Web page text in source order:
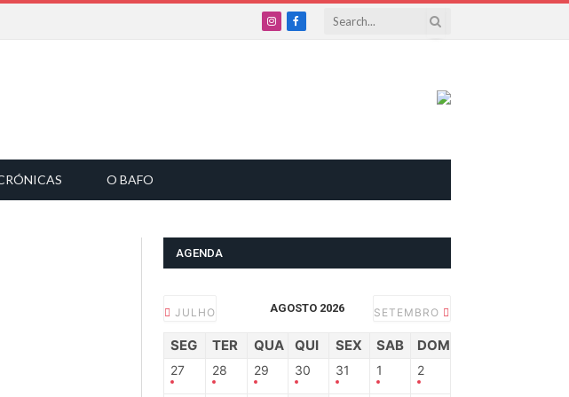
InstagramFacebook
O BAFO
AGENDA
JULHO AGOSTO 2026 SETEMBRO
SEG TER QUA QUI SEX SAB DOM
27 28 29 30 31 1 2